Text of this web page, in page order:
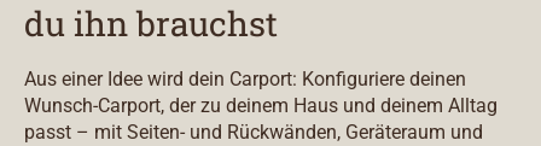
du ihn brauchst
Aus einer Idee wird dein Carport: Konfiguriere deinen
Wunsch-Carport, der zu deinem Haus und deinem Alltag
passt – mit Seiten- und Rückwänden, Geräteraum und